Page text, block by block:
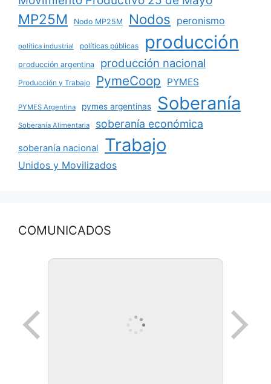
MP25M Nodo MP25M Nodos peronismo
política industrial políticas públicas producción
producción argentina producción nacional
Producción y Trabajo PymeCoop PYMES
PYMES Argentina pymes argentinas Soberanía
Soberanía Alimentaria soberanía económica
soberanía nacional Trabajo
Unidos y Movilizados
COMUNICADOS